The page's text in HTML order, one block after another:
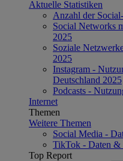
Aktuelle Statistiken
Anzahl der
Social Networks
2025
Soziale
2025
Instagram -
Deutschland 2025
Podcasts -
Internet
Themen
Weitere Themen
Social Media -
TikTok - Daten &
Top Report